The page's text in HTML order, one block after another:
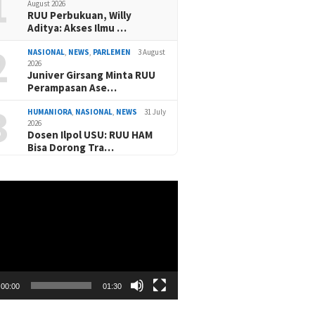
August 2026
RUU Perbukuan, Willy
Aditya: Akses Ilmu …
NASIONAL, NEWS, PARLEMEN
3 August
2026
Juniver Girsang Minta RUU
Perampasan Ase…
HUMANIORA, NASIONAL, NEWS
31 July
2026
Dosen Ilpol USU: RUU HAM
Bisa Dorong Tra…
00:00 01:30